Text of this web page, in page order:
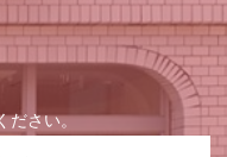
ださい。